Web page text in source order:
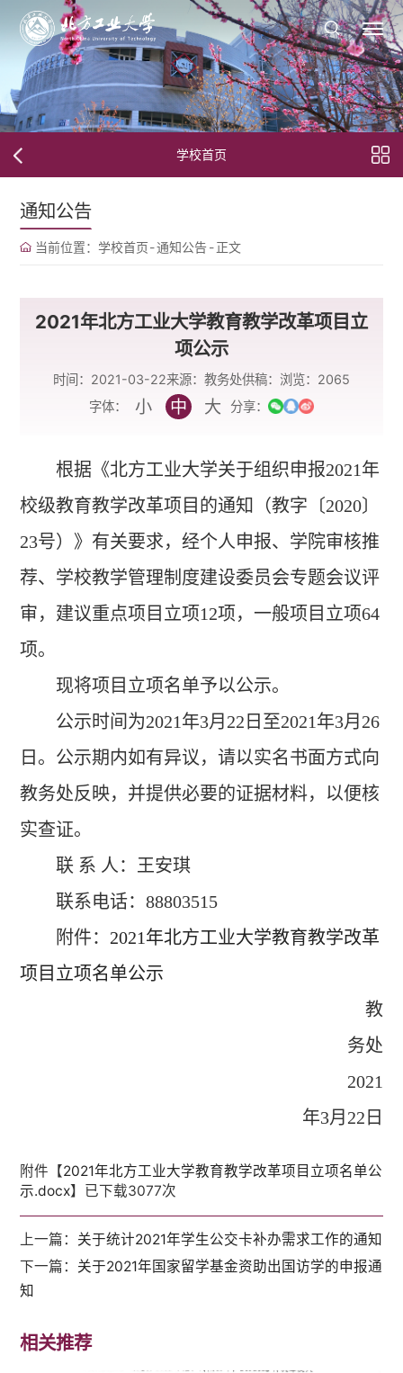
学校首页
通知公告
当前位置： 学校首页-通知公告-正文
2021年北方工业大学教育教学改革项目立
项公示
时间：2021-03-22来源：教务处供稿： 浏览： 2065
字体：
小 中 大 分享：
根据《北方工业大学关于组织申报2021年
校级教育教学改革项目的通知（教字〔2020〕
23号）》有关要求，经个人申报、学院审核推
荐、学校教学管理制度建设委员会专题会议评
审，建议重点项目立项12项，一般项目立项64
项。
现将项目立项名单予以公示。
公示时间为2021年3月22日至2021年3月26
日。公示期内如有异议，请以实名书面方式向
教务处反映，并提供必要的证据材料，以便核
实查证。
联 系 人：王安琪
联系电话：88803515
附件： 2021年北方工业大学教育教学改革
项目立项名单公示
教
务处
2021
年3月22日
附件【2021年北方工业大学教育教学改革项目立项名单公
示.docx】已下载3077次
上一篇： 关于统计2021年学生公交卡补办需求工作的通知
下一篇： 关于2021年国家留学基金资助出国访学的申报通
知
相关推荐